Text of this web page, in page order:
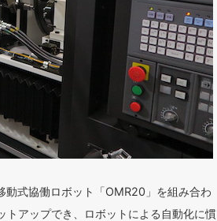
式協働ロボット「OMR20」を組み合わ
アップでき、ロボットによる自動化に慣